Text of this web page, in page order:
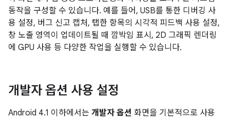
동작을 구성할 수 있습니다. 예를 들어, USB를 통한 디버깅 사
용 설정, 버그 신고 캡처, 탭한 항목의 시각적 피드백 사용 설정,
창 노출 영역이 업데이트될 때 깜박임 표시, 2D 그래픽 렌더링
에 GPU 사용 등 다양한 작업을 실행할 수 있습니다.
개발자 옵션 사용 설정
Android 4.1 이하에서는 개발자 옵션 화면을 기본적으로 사용